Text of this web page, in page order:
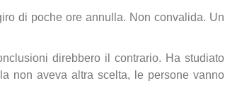
di poche ore annulla. Non convalida. Un
direbbero il contrario. Ha studiato
non aveva altra scelta, le persone vanno